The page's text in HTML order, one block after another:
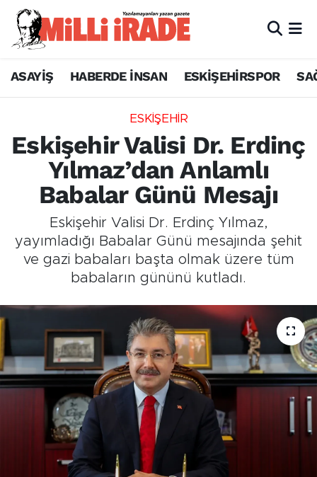
ASAYİŞ HABERDE İNSAN ESKİŞEHİRSPOR
ESKİŞEHİR
Eskişehir Valisi Dr. Erdinç
Yılmaz’dan Anlamlı
Babalar Günü Mesajı
Eskişehir Valisi Dr. Erdinç Yılmaz,
yayımladığı Babalar Günü mesajında şehit
ve gazi babaları başta olmak üzere tüm
babaların gününü kutladı.